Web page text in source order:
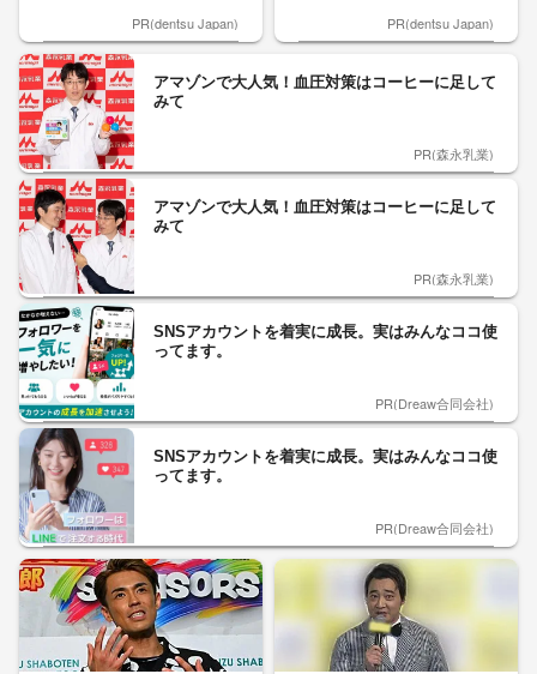
PR(dentsu Japan) PR(dentsu Japan)
アマゾンで大人気！血圧対策はコーヒーに足して
みて
PR(森永乳業)
アマゾンで大人気！血圧対策はコーヒーに足して
みて
PR(森永乳業)
SNSアカウントを着実に成長。実はみんなココ使
ってます。
PR(Dreaw合同会社)
SNSアカウントを着実に成長。実はみんなココ使
ってます。
PR(Dreaw合同会社)